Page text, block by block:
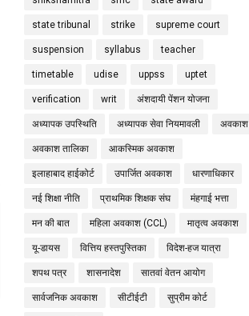
state tribunal strike supreme court
suspension syllabus teacher
timetable udise uppss uptet
verification writ अंशदायी पेंशन योजना
अध्यापक उपस्थिति अध्यापक सेवा नियमावली अवकाश
अवकाश तालिका आकस्मिक अवकाश
इलाहाबाद हाईकोर्ट उपार्जित अवकाश धारणाधिकार
नई शिक्षा नीति प्राथमिक शिक्षक संघ मंहगाई भत्ता
मन की बात महिला अवकाश (CCL) मातृत्व अवकाश
यू-डायस वित्तिय हस्तपुस्तिका विदेश-हज यात्रा
शपथ पत्र शासनादेश सातवां वेतन आयोग
सार्वजनिक अवकाश सीटीईटी सुप्रीम कोर्ट